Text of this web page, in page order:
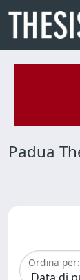
Padua
Ordina per: